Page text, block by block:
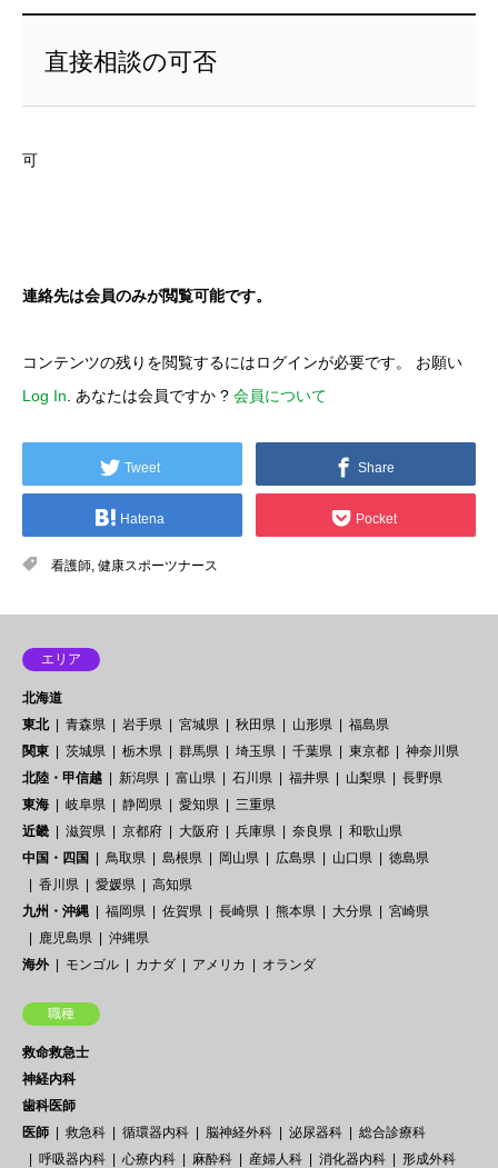
直接相談の可否
可
連絡先は会員のみが閲覧可能です。
コンテンツの残りを閲覧するにはログインが必要です。 お願い
Log In. あなたは会員ですか ? 会員について
Tweet Share
Hatena Pocket
看護師, 健康スポーツナース
エリア
北海道
東北
青森県 岩手県 宮城県 秋田県 山形県
福島県
関東
茨城県 栃木県 群馬県 埼玉県 千葉県 東京都
神奈川県
北陸・甲信越
新潟県 富山県 石川県 福井県 山梨県
長野県
東海
岐阜県 静岡県 愛知県
三重県
近畿
滋賀県 京都府 大阪府 兵庫県 奈良県
和歌山県
中国・四国
鳥取県 島根県 岡山県 広島県 山口県
徳島県
香川県
愛媛県
高知県
九州・沖縄
福岡県 佐賀県 長崎県 熊本県 大分県
宮崎県
鹿児島県
沖縄県
海外
モンゴル カナダ アメリカ オランダ
職種
救命救急士
神経内科
歯科医師
医師
救急科 循環器内科 脳神経外科 泌尿器科
総合診療科
呼吸器内科
心療内科 麻酔科 産婦人科 消化器内科
形成外科